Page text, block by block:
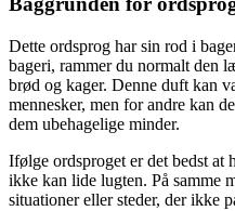
Dette ordsprog har sin rod i
bageri, rammer du normalt den
brød og kager. Denne duft kan
mennesker, men for andre kan
dem ubehagelige minder.
Ifølge ordsproget er det bedst
ikke kan lide lugten. På samme
situationer eller steder, der ikke